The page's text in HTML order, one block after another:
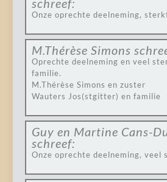
schreef:
Onze oprechte deelneming,
M.Thérèse Simons
Oprechte deelneming en veel
familie.
M.Thérèse Simons en zuster
Wauters Jos(stgitter) en familie
Guy en Martine Cans-
schreef:
Onze oprechte deelneming, veel